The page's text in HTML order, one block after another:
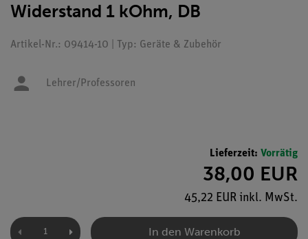
Widerstand 1 kOhm, DB
Artikel-Nr.: 09414-10 | Typ: Geräte & Zubehör
Lehrer/Professoren
Lieferzeit: Vorrätig
38,00 EUR
45,22 EUR inkl. MwSt.
In den Warenkorb